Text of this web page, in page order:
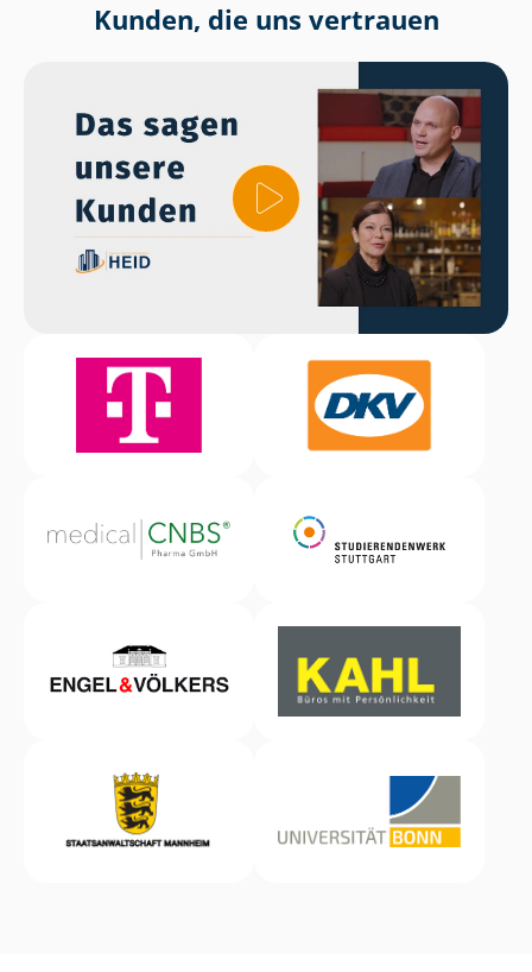
Kunden, die uns vertrauen